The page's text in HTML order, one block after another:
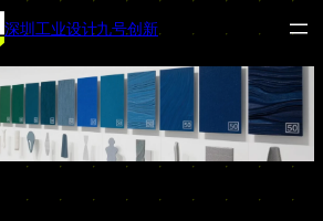
深圳工业设计九号创新